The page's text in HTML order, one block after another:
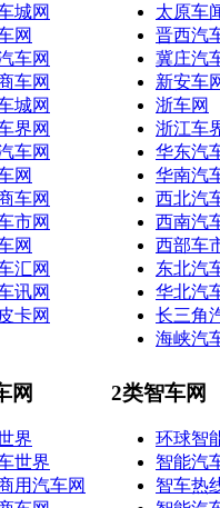
城网
网
车网
车网
城网
界网
车网
网
车网
市网
网
汇网
讯网
卡网
太原车
晋西汽
冀庄汽
新安车
浙车网
浙江车
华东汽
华南汽
西北汽
西南汽
西部车
东北汽
华北汽
长三角
海峡汽
网
界
世界
用汽车网
2类智车网
环球智
智能汽
智车热